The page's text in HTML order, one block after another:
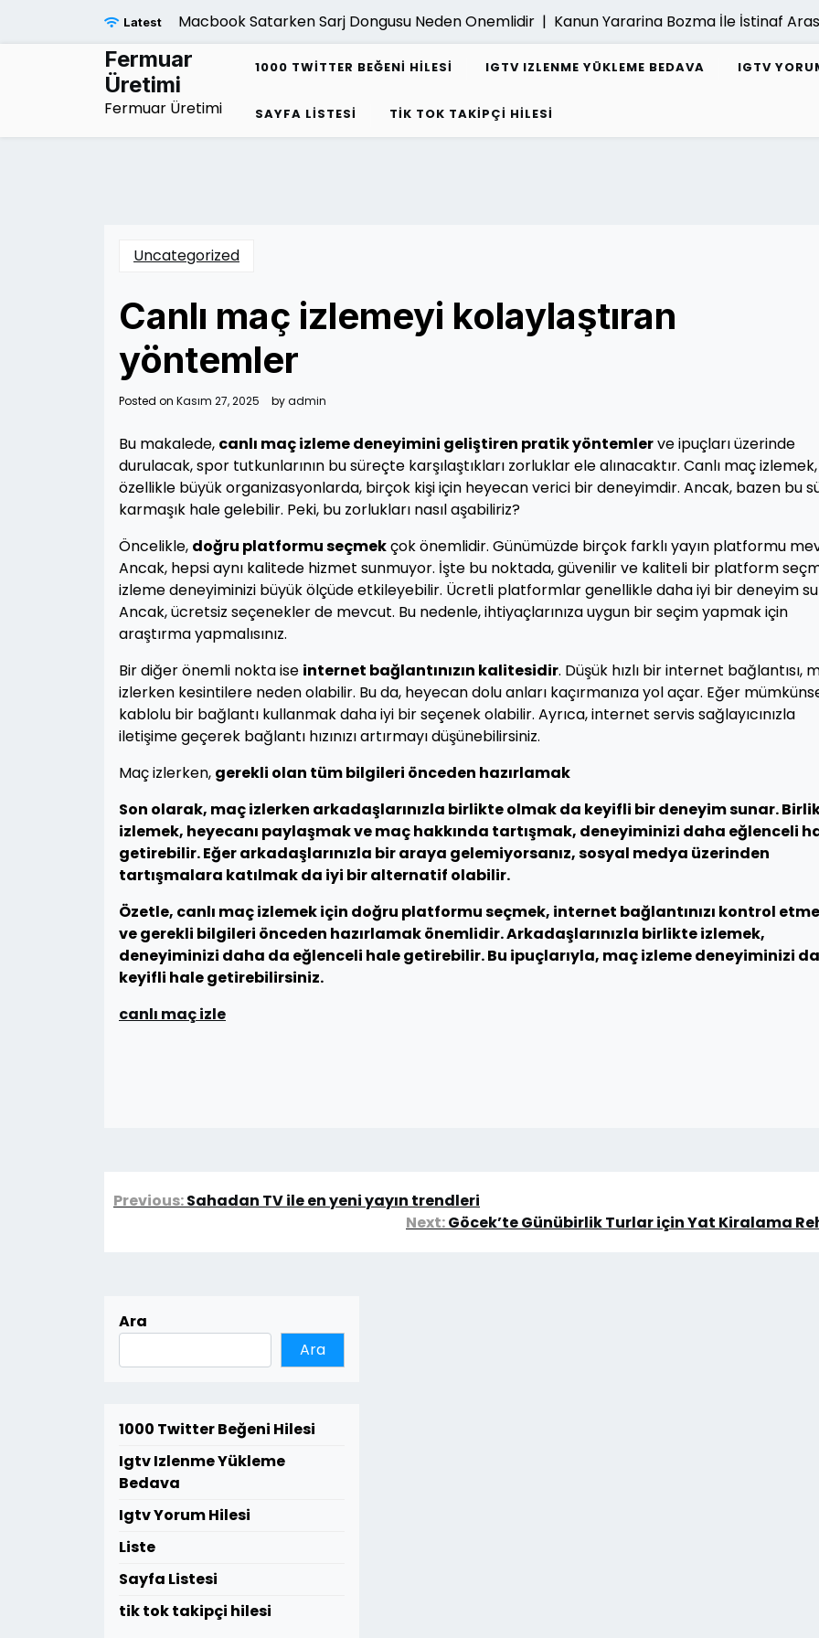
Latest Macbook Satarken Sarj Dongusu Neden Onemlidir | Kanun Yararina Bozma İle İstinaf
Fermuar
Üretimi
Fermuar Üretimi
1000 TWITTER BEĞENI HILESI IGTV IZLENME YÜKLEME BEDAVA IGTV
SAYFA LISTESI TIK TOK TAKIPÇI HILESI
Uncategorized
Canlı maç izlemeyi kolaylaştıran
yöntemler
Posted on Kasım 27, 2025 byadmin
Bu makalede, canlı maç izleme deneyimini geliştiren pratik yöntemlerve ipuçları üzerinde
durulacak, spor tutkunlarının bu süreçte karşılaştıkları zorluklar ele alınacaktır. Canlı maç izlemek,
özellikle büyük organizasyonlarda, birçok kişi için heyecan verici bir deneyimdir. Ancak, bazen bu
karmaşık hale gelebilir. Peki, bu zorlukları nasıl aşabiliriz?
Öncelikle, doğru platformu seçmekçok önemlidir. Günümüzde birçok farklı yayın platformu
Ancak, hepsi aynı kalitede hizmet sunmuyor. İşte bu noktada, güvenilir ve kaliteli bir platform
izleme deneyiminizi büyük ölçüde etkileyebilir. Ücretli platformlar genellikle daha iyi bir deneyim
Ancak, ücretsiz seçenekler de mevcut. Bu nedenle, ihtiyaçlarınıza uygun bir seçim yapmak için
araştırma yapmalısınız.
Bir diğer önemli nokta ise internet bağlantınızın kalitesidir. Düşük hızlı bir internet bağlantısı,
izlerken kesintilere neden olabilir. Bu da, heyecan dolu anları kaçırmanıza yol açar. Eğer
kablolu bir bağlantı kullanmak daha iyi bir seçenek olabilir. Ayrıca, internet servis sağlayıcınızla
iletişime geçerek bağlantı hızınızı artırmayı düşünebilirsiniz.
Maç izlerken, gerekli olan tüm bilgileri önceden hazırlamak
Son olarak, maç izlerken arkadaşlarınızla birlikte olmakda keyifli bir deneyim sunar.
izlemek, heyecanı paylaşmak ve maç hakkında tartışmak, deneyiminizi daha eğlenceli
getirebilir. Eğer arkadaşlarınızla bir araya gelemiyorsanız, sosyal medya üzerinden
tartışmalara katılmak da iyi bir alternatif olabilir.
Özetle, canlı maç izlemek için doğru platformu seçmek, internet bağlantınızı kontrol
ve gerekli bilgileri önceden hazırlamak önemlidir. Arkadaşlarınızla birlikte izlemek,
deneyiminizi daha da eğlenceli hale getirebilir. Bu ipuçlarıyla, maç izleme deneyiminizi
keyifli hale getirebilirsiniz.
canlı maç izle
Yazı
Previous:Sahadan TV ile en yeni yayın trendleri
Next:Göcek’te Günübirlik Turlar için Yat Kiralama
Ara
Ara
1000 Twitter Beğeni Hilesi
Igtv Izlenme Yükleme
Bedava
Igtv Yorum Hilesi
Liste
Sayfa Listesi
tik tok takipçi hilesi